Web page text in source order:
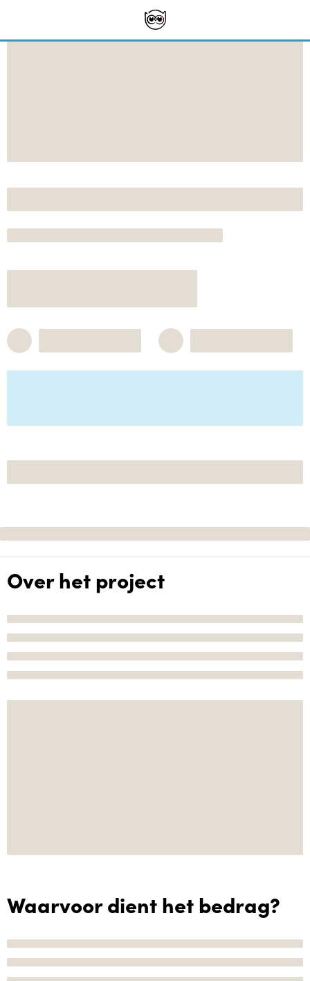
Over het project
Waarvoor dient het bedrag?